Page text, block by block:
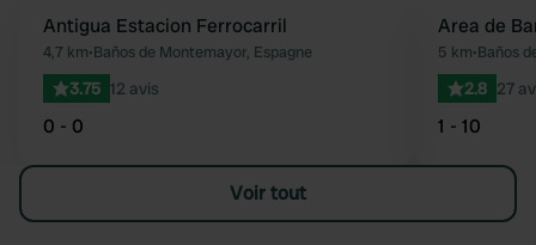
Préféré
Antigua Estacion Ferrocarril
4,7 km•Baños de Montemayor, Espagne
3.75 12 avis
0 - 0
Area de
5 km•Baños
2.8 27
1 - 10
Voir tout